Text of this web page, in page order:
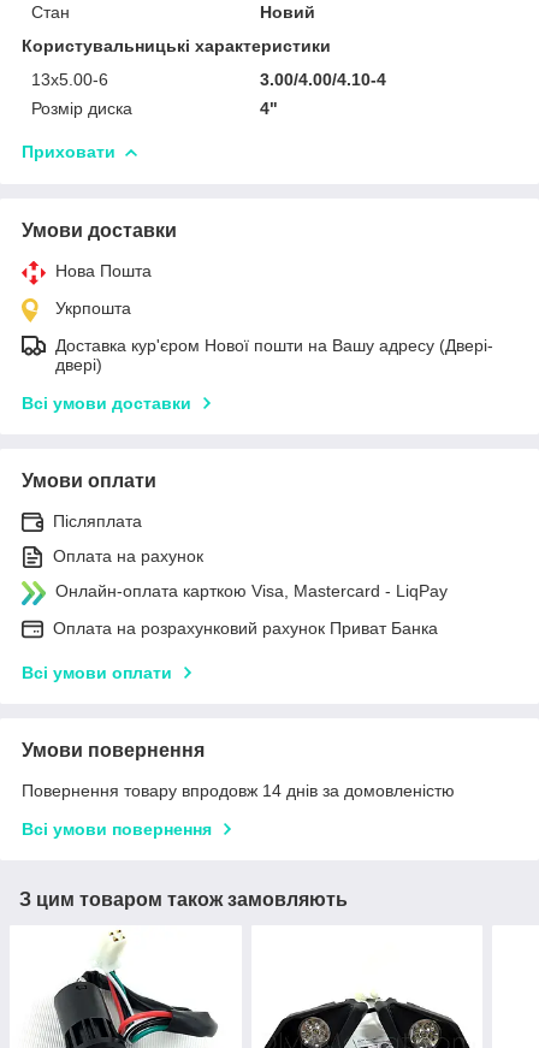
Стан
Новий
Користувальницькі характеристики
13х5.00-6
3.00/4.00/4.10-4
Розмір диска
4"
Приховати
Умови доставки
Нова Пошта
Укрпошта
Доставка кур'єром Нової пошти на Вашу адресу (Двері-
двері)
Всі умови доставки
Умови оплати
Післяплата
Оплата на рахунок
Онлайн-оплата карткою Visa, Mastercard - LiqPay
Оплата на розрахунковий рахунок Приват Банка
Всі умови оплати
Умови повернення
Повернення товару впродовж 14 днів за домовленістю
Всі умови повернення
З цим товаром також замовляють